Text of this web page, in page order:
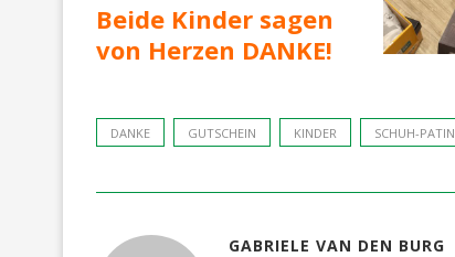
Beide Kinder sagen
von Herzen DANKE!
DANKE GUTSCHEIN KINDER SCHUH-PATIN
GABRIELE VAN DEN BURG